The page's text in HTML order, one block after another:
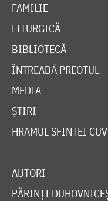
FAMILIE
LITURGICĂ
BIBLIOTECĂ
ÎNTREABĂ PREOTUL
MEDIA
ȘTIRI
HRAMUL SFINTEI
AUTORI
PĂRINȚI